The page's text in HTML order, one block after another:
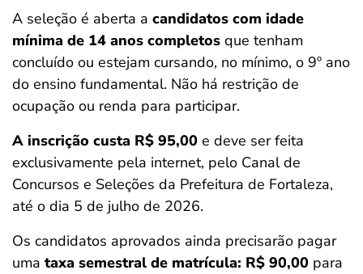
A seleção é aberta a candidatos com idade
mínima de 14 anos completos que tenham
concluído ou estejam cursando, no mínimo, o 9º ano
do ensino fundamental. Não há restrição de
ocupação ou renda para participar.
A inscrição custa R$ 95,00 e deve ser feita
exclusivamente pela internet, pelo Canal de
Concursos e Seleções da Prefeitura de Fortaleza,
até o dia 5 de julho de 2026.
Os candidatos aprovados ainda precisarão pagar
uma taxa semestral de matrícula: R$ 90,00 para